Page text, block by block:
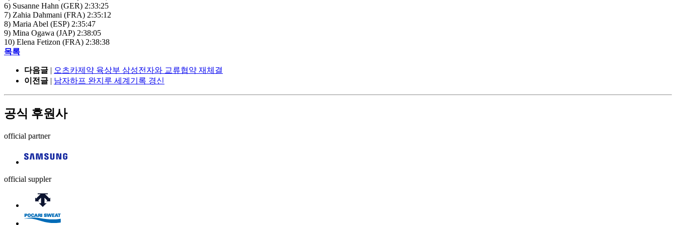
6) Susanne Hahn (GER) 2:33:25
7) Zahia Dahmani (FRA) 2:35:12
8) Maria Abel (ESP) 2:35:47
9) Mina Ogawa (JAP) 2:38:05
10) Elena Fetizon (FRA) 2:38:38
목록
다음글
오츠카제약 육상부 삼성전자와 교류협약 재체결
이전글
남자하프 완지루 세계기록 경신
공식 후원사
official partner
official suppler